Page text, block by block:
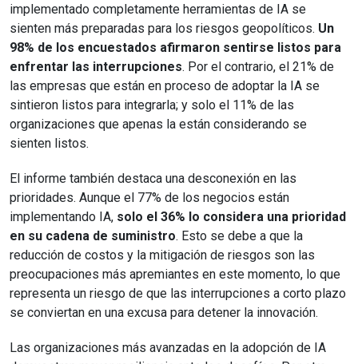
implementado completamente herramientas de IA se
sienten más preparadas para los riesgos geopolíticos. Un
98% de los encuestados afirmaron sentirse listos para
enfrentar las interrupciones. Por el contrario, el 21% de
las empresas que están en proceso de adoptar la IA se
sintieron listos para integrarla; y solo el 11% de las
organizaciones que apenas la están considerando se
sienten listos.
El informe también destaca una desconexión en las
prioridades. Aunque el 77% de los negocios están
implementando IA, solo el 36% lo considera una prioridad
en su cadena de suministro. Esto se debe a que la
reducción de costos y la mitigación de riesgos son las
preocupaciones más apremiantes en este momento, lo que
representa un riesgo de que las interrupciones a corto plazo
se conviertan en una excusa para detener la innovación.
Las organizaciones más avanzadas en la adopción de IA